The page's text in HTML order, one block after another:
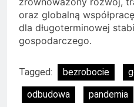
oraz globalną
dla długoterminowej
gospodarczego.
Tagged: bezrobocie
odbudowa
pandemia